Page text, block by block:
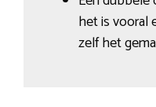
het is vooral
zelf het